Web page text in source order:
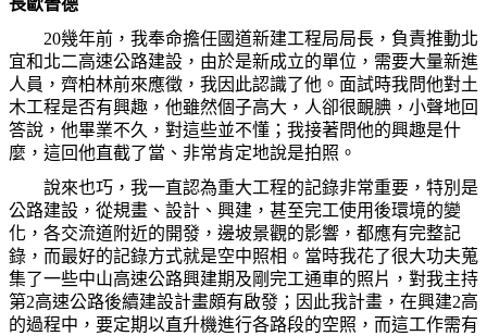
長歐晉德
20幾年前，我奉命擔任國道新建工程局局長，負責推動北
宜和北二高速公路建設，由於是新成立的單位，需要大量新進
人員，齊柏林前來應徵，我因此認識了他。面試時我問他對土
木工程是否有興趣，他雖然個子高大，人卻很靦腆，小聲地回
答說，他畢業不久，對這些並不懂；我接著問他的興趣是什
麼，這回他直截了當、非常肯定地說是拍照。
說來也巧，我一直認為重大工程的記錄非常重要，特別是
公路建設，從規畫、設計、興建，甚至完工使用後環境的變
化，各交流道附近的開發，邊坡景觀的影響，都應有完整記
錄，而最好的記錄方式就是空中照相。當時我花了很大功夫蒐
集了一些中山高速公路興建期及剛完工通車的照片，對我主持
第2高速公路後續建設計畫頗有啟發；因此我計畫，在興建2高
的過程中，要定期以直升機進行各路段的空照，而這工作需有